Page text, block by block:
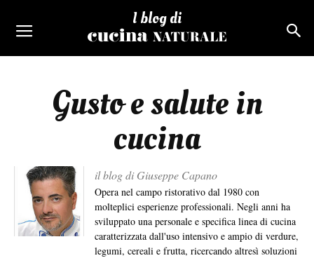
I blog di
Gusto e salute in
cucina
il blog di Giuseppe Capano
Opera nel campo ristorativo dal 1980 con
molteplici esperienze professionali. Negli anni ha
sviluppato una personale e specifica linea di cucina
caratterizzata dall'uso intensivo e ampio di verdure,
legumi, cereali e frutta, ricercando altresì soluzioni